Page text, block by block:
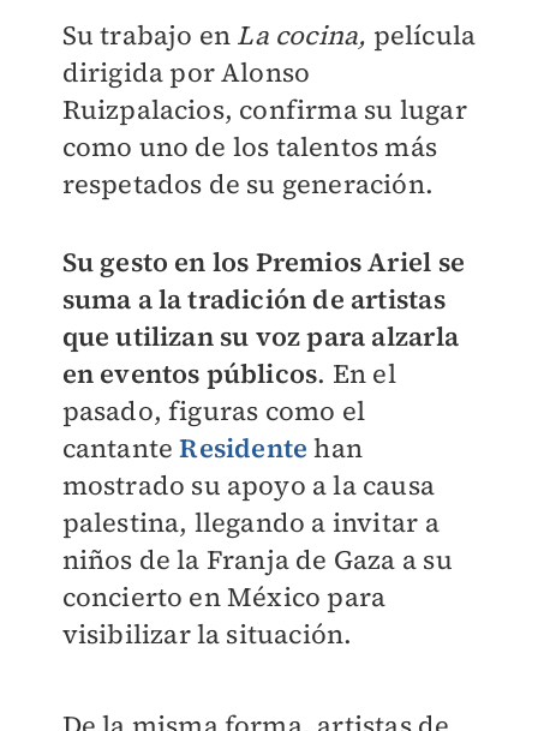
Su trabajo en La cocina, película
dirigida por Alonso
Ruizpalacios, confirma su lugar
como uno de los talentos más
respetados de su generación.
Su gesto en los Premios Ariel se
suma a la tradición de artistas
que utilizan su voz para alzarla
en eventos públicos. En el
pasado, figuras como el
cantanteResidente han
mostrado su apoyo a la causa
palestina, llegando a invitar a
niños de la Franja de Gaza a su
concierto en México para
visibilizar la situación.